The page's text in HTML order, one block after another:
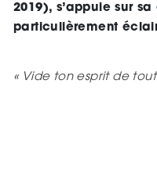
2019), s’appuie sur
particulièrement
« Vide ton esprit de